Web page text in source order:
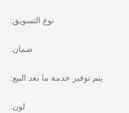
نوع التسويق:
ضمان:
يتم توفير خدمة ما بعد البيع:
لون: